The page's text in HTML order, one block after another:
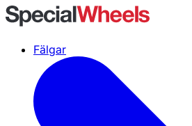
Fälgar